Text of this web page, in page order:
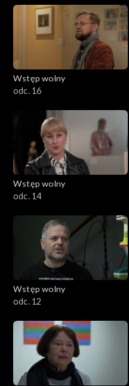
Wstęp wolny
odc. 16
Wstęp wolny
odc. 14
Wstęp wolny
odc. 12